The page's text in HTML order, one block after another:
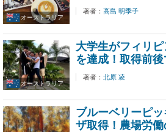
オーストラリア
著者： 高島 明季子
オーストラリア
大学生がフィリ
を達成！取得前
著者： 北原 凌
ブルーベリーピ
ザ取得！農場労